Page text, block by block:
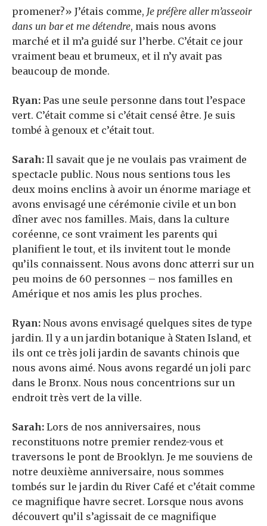
promener?» J’étais comme, Je préfère aller m’asseoir
dans un bar et me détendre, mais nous avons
marché et il m’a guidé sur l’herbe. C’était ce jour
vraiment beau et brumeux, et il n’y avait pas
beaucoup de monde.
Ryan: Pas une seule personne dans tout l’espace
vert. C’était comme si c’était censé être. Je suis
tombé à genoux et c’était tout.
Sarah: Il savait que je ne voulais pas vraiment de
spectacle public. Nous nous sentions tous les
deux moins enclins à avoir un énorme mariage et
avons envisagé une cérémonie civile et un bon
dîner avec nos familles. Mais, dans la culture
coréenne, ce sont vraiment les parents qui
planifient le tout, et ils invitent tout le monde
qu’ils connaissent. Nous avons donc atterri sur un
peu moins de 60 personnes – nos familles en
Amérique et nos amis les plus proches.
Ryan: Nous avons envisagé quelques sites de type
jardin. Il y a un jardin botanique à Staten Island, et
ils ont ce très joli jardin de savants chinois que
nous avons aimé. Nous avons regardé un joli parc
dans le Bronx. Nous nous concentrions sur un
endroit très vert de la ville.
Sarah: Lors de nos anniversaires, nous
reconstituons notre premier rendez-vous et
traversons le pont de Brooklyn. Je me souviens de
notre deuxième anniversaire, nous sommes
tombés sur le jardin du River Café et c’était comme
ce magnifique havre secret. Lorsque nous avons
découvert qu’il s’agissait de ce magnifique